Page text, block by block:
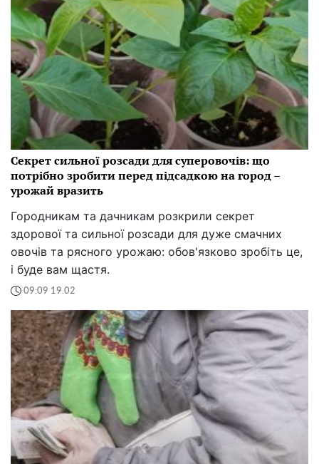
Секрет сильної розсади для суперовочів: що
потрібно зробити перед підсадкою на город –
урожай вразить
Городникам та дачникам розкрили секрет
здорової та сильної розсади для дуже смачних
овочів та рясного урожаю: обов'язково зробіть це,
і буде вам щастя.
09:09 19.02